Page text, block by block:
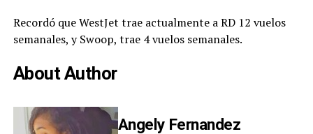
Recordó que WestJet trae actualmente a RD 12 vuelos
semanales, y Swoop, trae 4 vuelos semanales.
About Author
Angely Fernandez